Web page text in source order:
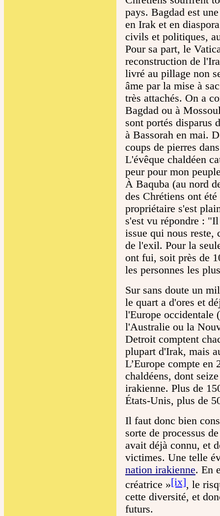
pays. Bagdad est
en Irak et en
civils et politiques,
Pour sa part, le
reconstruction de
livré au pillage non
âme par la mise à
très attachés. On a
Bagdad ou à
sont portés disparus
à Bassorah en mai.
coups de pierres
L'évêque chaldéen
peur pour mon
À Baquba (au nord
des Chrétiens ont
propriétaire s'est
s'est vu répondre :
issue qui nous reste,
de l'exil. Pour la
ont fui, soit près de
les personnes les
Sur sans doute un
le quart a d'ores et
l'Europe occidentale
l'Australie ou la
Detroit comptent
plupart d'Irak, mais
L’Europe compte en
chaldéens, dont
irakienne. Plus de
États-Unis, plus de
Il faut donc bien
sorte de processus
avait déjà connu, et
victimes. Une telle
nation irakienne. En
créatrice »[ix], le
cette diversité, et
futurs.